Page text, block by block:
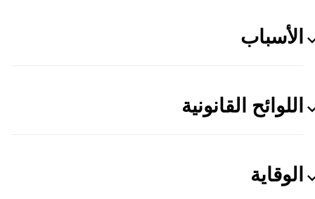
الأسباب
اللوائح القانونية
الوقاية